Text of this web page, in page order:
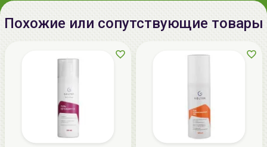
Похожие или сопутствующие товары